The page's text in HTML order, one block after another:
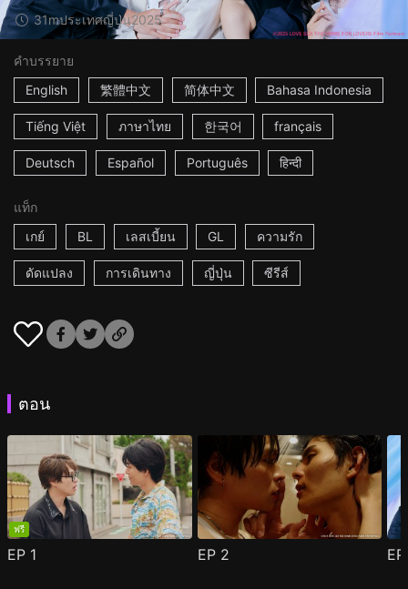
31mประเทศญี่ปุ่น2025
คำบรรยาย
English
繁體中文 简体中文 Bahasa Indonesia
Tiếng Việt ภาษาไทย 한국어 français
Deutsch Español Português हिन्दी
แท็ก
เกย์
BL เลสเบี้ยน GL ความรัก
ดัดแปลง การเดินทาง ญี่ปุ่น ซีรีส์
ตอน
ฟรี
EP 1 EP 2